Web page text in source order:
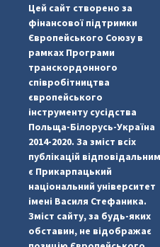
Цей сайт створено за
фінансової підтримки
Європейського Союзу в
рамках Програми
транскордонного
співробітництва
європейського
інструменту сусідства
Польща-Білорусь-Україна
2014-2020. За зміст всіх
публікацій відповідальним
є Прикарпацький
національний університет
імені Василя Стефаника.
Зміст сайту, за будь-яких
обставин, не відображає